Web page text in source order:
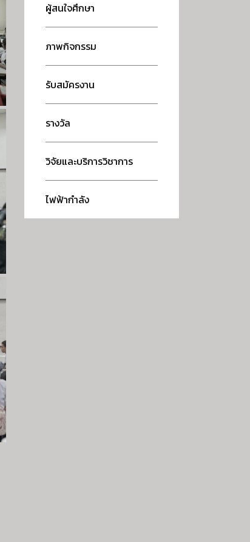
ผู้สนใจศึกษา
ภาพกิจกรรม
รับสมัครงาน
รางวัล
วิจัยและบริการวิชาการ
ไฟฟ้ากำลัง